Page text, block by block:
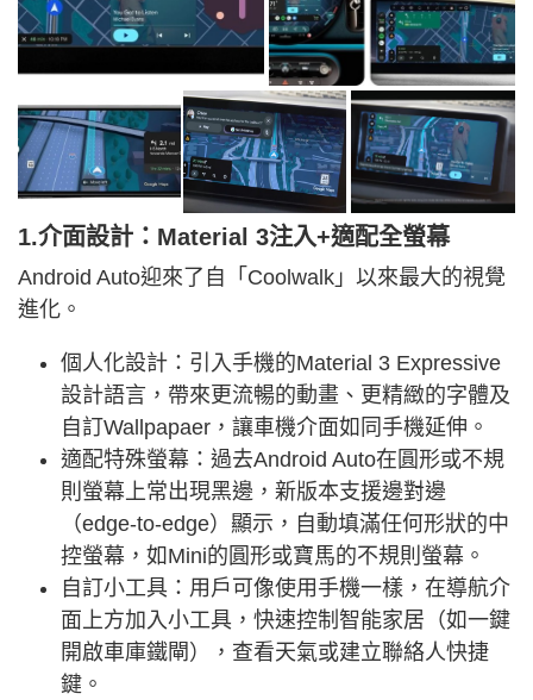
1.介面設計：Material 3注入+適配全螢幕
Android Auto迎來了自「Coolwalk」以來最大的視覺
進化。
個人化設計：引入手機的Material 3 Expressive
設計語言，帶來更流暢的動畫、更精緻的字體及
自訂Wallpapaer，讓車機介面如同手機延伸。
適配特殊螢幕：過去Android Auto在圓形或不規
則螢幕上常出現黑邊，新版本支援邊對邊
（edge-to-edge）顯示，自動填滿任何形狀的中
控螢幕，如Mini的圓形或寶馬的不規則螢幕。
自訂小工具：用戶可像使用手機一樣，在導航介
面上方加入小工具，快速控制智能家居（如一鍵
開啟車庫鐵閘），查看天氣或建立聯絡人快捷
鍵。